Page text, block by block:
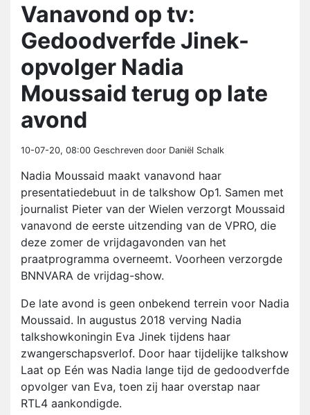
Vanavond op tv:
Gedoodverfde Jinek-
opvolger Nadia
Moussaid terug op late
avond
10-07-20, 08:00 Geschreven door Daniël Schalk
Nadia Moussaid maakt vanavond haar
presentatiedebuut in de talkshow Op1. Samen met
journalist Pieter van der Wielen verzorgt Moussaid
vanavond de eerste uitzending van de VPRO, die
deze zomer de vrijdagavonden van het
praatprogramma overneemt. Voorheen verzorgde
BNNVARA de vrijdag-show.
De late avond is geen onbekend terrein voor Nadia
Moussaid. In augustus 2018 verving Nadia
talkshowkoningin Eva Jinek tijdens haar
zwangerschapsverlof. Door haar tijdelijke talkshow
Laat op Eén was Nadia lange tijd de gedoodverfde
opvolger van Eva, toen zij haar overstap naar
RTL4 aankondigde.